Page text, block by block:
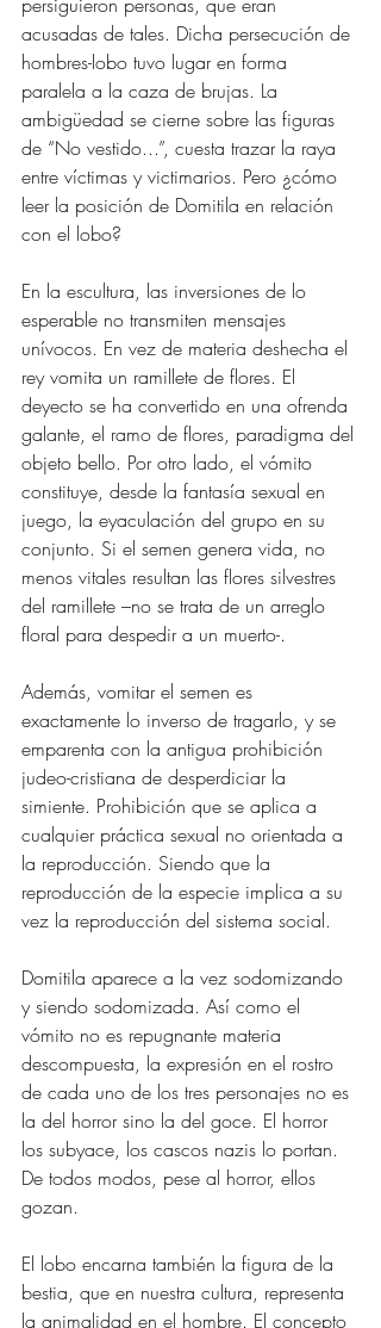
acusadas de tales. Dicha persecución de
hombres-lobo tuvo lugar en forma
paralela a la caza de brujas. La
ambigüedad se cierne sobre las figuras
de “No vestido...”, cuesta trazar la raya
entre víctimas y victimarios. Pero ¿cómo
leer la posición de Domitila en relación
con el lobo?
En la escultura, las inversiones de lo
esperable no transmiten mensajes
unívocos. En vez de materia deshecha el
rey vomita un ramillete de flores. El
deyecto se ha convertido en una ofrenda
galante, el ramo de flores, paradigma del
objeto bello. Por otro lado, el vómito
constituye, desde la fantasía sexual en
juego, la eyaculación del grupo en su
conjunto. Si el semen genera vida, no
menos vitales resultan las flores silvestres
del ramillete –no se trata de un arreglo
floral para despedir a un muerto-.
Además, vomitar el semen es
exactamente lo inverso de tragarlo, y se
emparenta con la antigua prohibición
judeo-cristiana de desperdiciar la
simiente. Prohibición que se aplica a
cualquier práctica sexual no orientada a
la reproducción. Siendo que la
reproducción de la especie implica a su
vez la reproducción del sistema social.
Domitila aparece a la vez sodomizando
y siendo sodomizada. Así como el
vómito no es repugnante materia
descompuesta, la expresión en el rostro
de cada uno de los tres personajes no es
la del horror sino la del goce. El horror
los subyace, los cascos nazis lo portan.
De todos modos, pese al horror, ellos
gozan.
El lobo encarna también la figura de la
bestia, que en nuestra cultura, representa
la animalidad en el hombre. El concepto